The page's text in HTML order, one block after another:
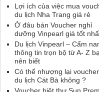
Lợi ích của việc mua
du lịch Nha Trang giá rẻ
Ở đâu bán Voucher nghỉ
dưỡng Vinpearl giá tốt
Du lịch Vinpearl – Cẩm
thông tin trọn bộ từ A- Z
nên biết
Có thể nhượng lại voucher
du lịch Cát Bà không ?
Voucher biệt thự Sun